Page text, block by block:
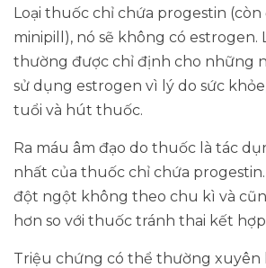
Loại thuốc chỉ chứa progestin (còn
minipill), nó sẽ không có estrogen.
thường được chỉ định cho những
sử dụng estrogen vì lý do sức
tuổi và hút thuốc.
Ra máu âm đạo do thuốc là tác
nhất của thuốc chỉ chứa
đột ngột không theo chu kì và
hơn so với thuốc tránh thai kết
Triệu chứng có thể thường xuyên